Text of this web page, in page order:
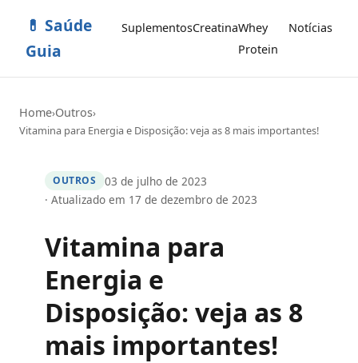
💊 Saúde
Guia
SuplementosCreatinaWhey
Protein
Notícias
Home›Outros›
Vitamina para Energia e Disposição: veja as 8 mais importantes!
OUTROS
03 de julho de 2023
· Atualizado em 17 de dezembro de 2023
Vitamina para
Energia e
Disposição: veja as 8
mais importantes!